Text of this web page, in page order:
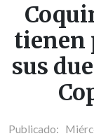
tienen
sus
Publicado: